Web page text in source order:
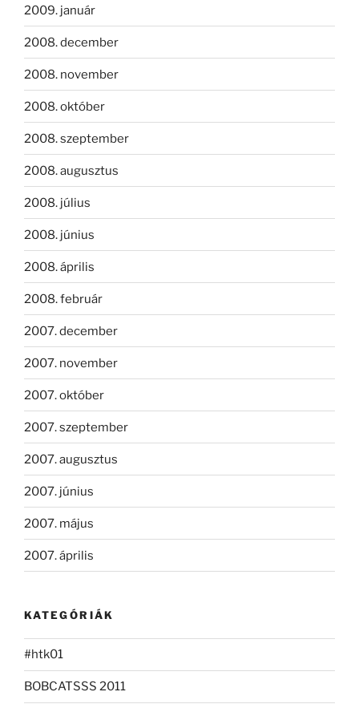
2009. január
2008. december
2008. november
2008. október
2008. szeptember
2008. augusztus
2008. július
2008. június
2008. április
2008. február
2007. december
2007. november
2007. október
2007. szeptember
2007. augusztus
2007. június
2007. május
2007. április
KATEGÓRIÁK
#htk01
BOBCATSSS 2011